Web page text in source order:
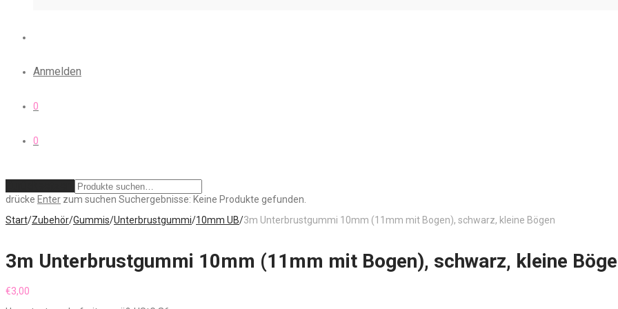
Anmelden
0
0
drücke Enter zum suchen Suchergebnisse: Keine Produkte gefunden.
Start/Zubehör/Gummis/Unterbrustgummi/10mm UB/3m Unterbrustgummi 10mm (11mm mit Bogen), schwarz, kleine Bögen
3m Unterbrustgummi 10mm (11mm mit Bogen), schwarz, kleine
€3,00